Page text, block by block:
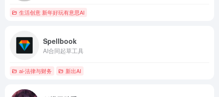
生活创意 新年好玩有意思AI
Spellbook
AI合同起草工具
ai-法律与财务 新出AI